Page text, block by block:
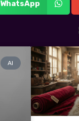
WhatsApp
AI